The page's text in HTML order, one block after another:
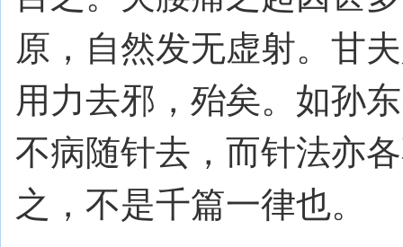
原，自然发无虚射。甘
用力去邪，殆矣。如孙
不病随针去，而针法亦
之，不是千篇一律也。